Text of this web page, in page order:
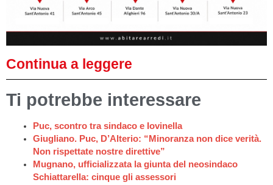
Continua a leggere
Ti potrebbe interessare
Puc, scontro tra sindaco e Iovinella
Giugliano. Puc, D’Alterio: “Minoranza non dice verità.
Non rispettate nostre direttive”
Mugnano, ufficializzata la giunta del neosindaco
Schiattarella: cinque gli assessori